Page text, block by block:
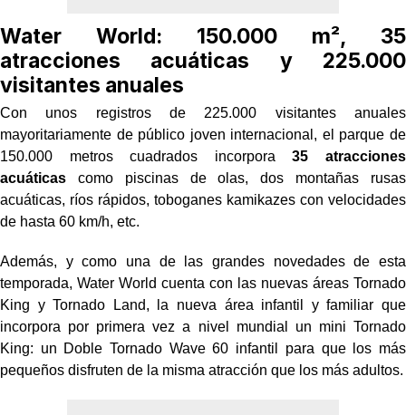
Water World: 150.000 m², 35
atracciones acuáticas y 225.000
visitantes anuales
Con unos registros de 225.000 visitantes anuales
mayoritariamente de público joven internacional, el parque de
150.000 metros cuadrados incorpora35 atracciones
acuáticas como piscinas de olas, dos montañas rusas
acuáticas, ríos rápidos, toboganes kamikazes con velocidades
de hasta 60 km/h, etc.
Además, y como una de las grandes novedades de esta
temporada, Water World cuenta con las nuevas áreas Tornado
King y Tornado Land, la nueva área infantil y familiar que
incorpora por primera vez a nivel mundial un mini Tornado
King: un Doble Tornado Wave 60 infantil para que los más
pequeños disfruten de la misma atracción que los más adultos.